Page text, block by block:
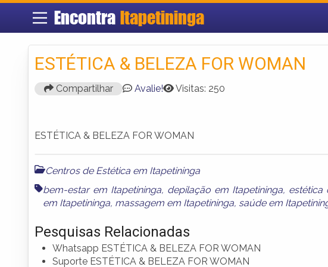
Encontra Itapetininga
ESTÉTICA & BELEZA FOR WOMAN
Compartilhar Avalie! Visitas: 250
ESTÉTICA & BELEZA FOR WOMAN
Centros de Estética em Itapetininga
bem-estar em Itapetininga, depilação em Itapetininga, estética
em Itapetininga, massagem em Itapetininga, saúde em
Pesquisas Relacionadas
Whatsapp ESTÉTICA & BELEZA FOR WOMAN
Suporte ESTÉTICA & BELEZA FOR WOMAN